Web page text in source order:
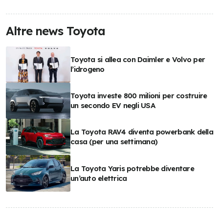
Altre news Toyota
Toyota si allea con Daimler e Volvo per
l’idrogeno
Toyota investe 800 milioni per costruire
un secondo EV negli USA
La Toyota RAV4 diventa powerbank della
casa (per una settimana)
La Toyota Yaris potrebbe diventare
un’auto elettrica